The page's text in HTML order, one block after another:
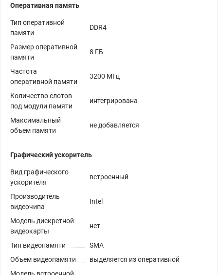
Оперативная память
Тип оперативной
памяти
DDR4
Размер оперативной
памяти
8 ГБ
Частота
оперативной памяти
3200 МГц
Количество слотов
под модули памяти
интегрирована
Максимальный
объем памяти
не добавляется
Графический ускоритель
Вид графического
ускорителя
встроенный
Производитель
видеочипа
Intel
Модель дискретной
видеокарты
нет
Тип видеопамяти
SMA
Объем видеопамяти
выделяется из оперативной